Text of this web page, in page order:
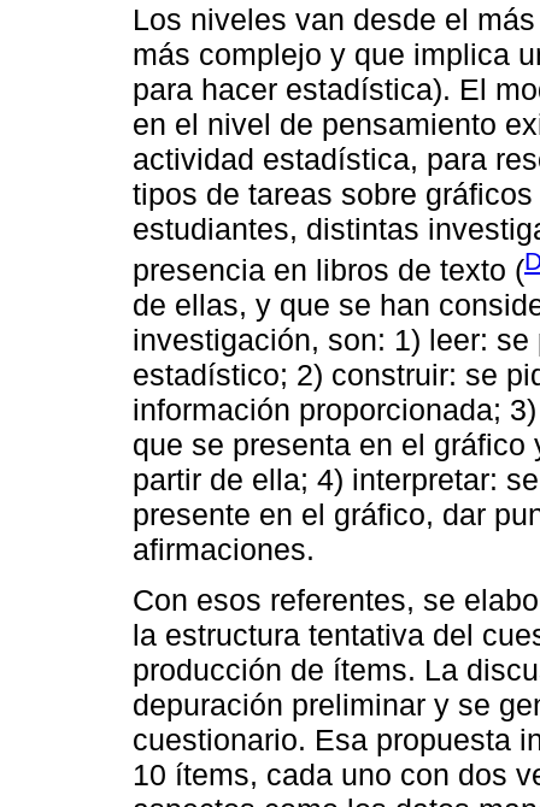
Los niveles van desde el
más complejo y que implica
para hacer estadística). El
en el nivel de pensamiento
actividad estadística, para
tipos de tareas sobre
estudiantes, distintas
presencia en libros de texto (
de ellas, y que se han
investigación, son: 1) leer:
estadístico; 2) construir: se
información proporcionada;
que se presenta en el
partir de ella; 4) interpretar:
presente en el gráfico, dar
afirmaciones.
Con esos referentes, se
la estructura tentativa del
producción de ítems. La
depuración preliminar y se
cuestionario. Esa propuesta
10 ítems, cada uno con dos